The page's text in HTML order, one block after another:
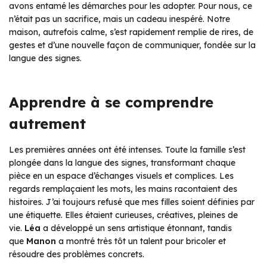
avons entamé les démarches pour les adopter. Pour nous, ce
n’était pas un sacrifice, mais un cadeau inespéré. Notre
maison, autrefois calme, s’est rapidement remplie de rires, de
gestes et d’une nouvelle façon de communiquer, fondée sur la
langue des signes.
Apprendre à se comprendre
autrement
Les premières années ont été intenses. Toute la famille s’est
plongée dans la langue des signes, transformant chaque
pièce en un espace d’échanges visuels et complices. Les
regards remplaçaient les mots, les mains racontaient des
histoires. J’ai toujours refusé que mes filles soient définies par
une étiquette. Elles étaient curieuses, créatives, pleines de
vie. Léa a développé un sens artistique étonnant, tandis
que Manon a montré très tôt un talent pour bricoler et
résoudre des problèmes concrets.